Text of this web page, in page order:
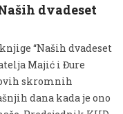
dvadeset
“Naših dvadeset
Majić i Đure
skromnih
dana kada je ono